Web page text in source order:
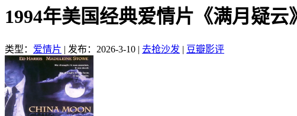
1994年美国经典爱情片《满月疑
类型： 爱情片 | 发布：2026-3-10 | 去抢沙发 | 豆瓣影评